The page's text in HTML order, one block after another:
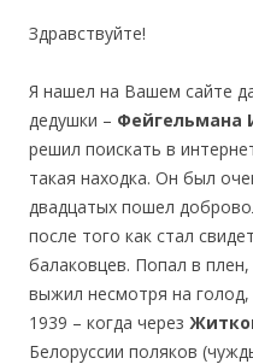
Здравствуйте!
Я нашел на Вашем сайте
дедушки – Фейгельмана
решил поискать в
такая находка. Он был
двадцатых пошел
после того как стал
балаковцев. Попал в
выжил несмотря на голод,
1939 – когда через
Белоруссии поляков